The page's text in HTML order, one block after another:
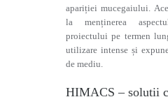
apariției mucegaiului.
la menținerea
proiectului pe termen
utilizare intense și
de mediu.
HIMACS – soluții